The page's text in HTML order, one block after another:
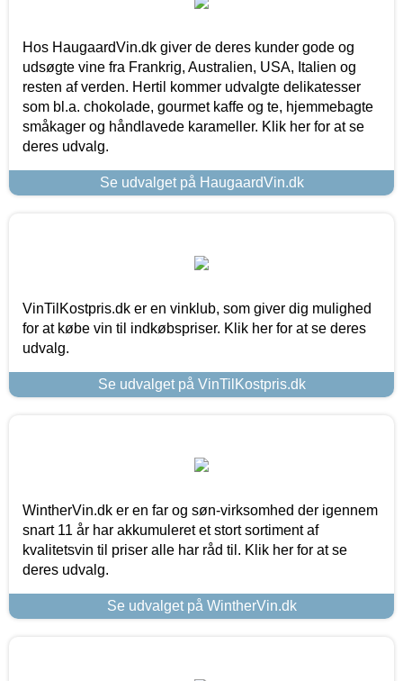
Hos HaugaardVin.dk giver de deres kunder gode og
udsøgte vine fra Frankrig, Australien, USA, Italien og
resten af verden. Hertil kommer udvalgte delikatesser
som bl.a. chokolade, gourmet kaffe og te, hjemmebagte
småkager og håndlavede karameller. Klik her for at se
deres udvalg.
Se udvalget på HaugaardVin.dk
VinTilKostpris.dk er en vinklub, som giver dig mulighed
for at købe vin til indkøbspriser. Klik her for at se deres
udvalg.
Se udvalget på VinTilKostpris.dk
WintherVin.dk er en far og søn-virksomhed der igennem
snart 11 år har akkumuleret et stort sortiment af
kvalitetsvin til priser alle har råd til. Klik her for at se
deres udvalg.
Se udvalget på WintherVin.dk